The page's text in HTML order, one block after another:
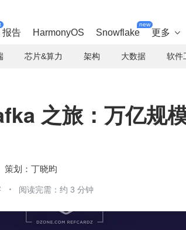
报告 HarmonyOS Snowflake
new
更多 
芯片&算力 架构 大数据 软件
之旅：万亿规
丁晓昀
阅读完需：约 3 分钟